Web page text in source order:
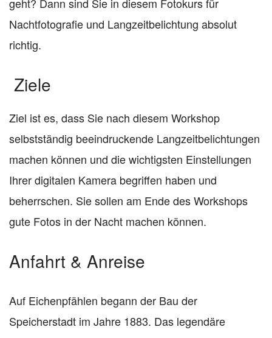
geht? Dann sind Sie in diesem Fotokurs für
Nachtfotografie und Langzeitbelichtung absolut
richtig.
Ziele
Ziel ist es, dass Sie nach diesem Workshop
selbstständig beeindruckende Langzeitbelichtungen
machen können und die wichtigsten Einstellungen
Ihrer digitalen Kamera begriffen haben und
beherrschen. Sie sollen am Ende des Workshops
gute Fotos in der Nacht machen können.
Anfahrt & Anreise
Auf Eichenpfählen begann der Bau der
Speicherstadt im Jahre 1883. Das legendäre